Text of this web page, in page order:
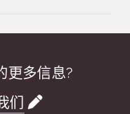
更多信息?
们